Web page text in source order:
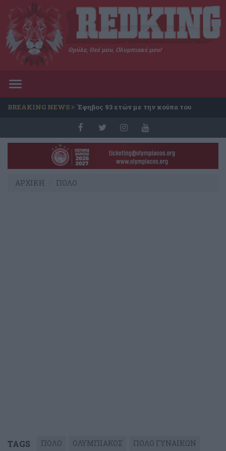
Θρύλε, Θεέ μου, Ολυμπιακέ μου!
Toggle
BREAKING NEWS Έφηβος 93 ετών με την κούπα του
ΑΡΧΙΚΗ ΠΟΛΟ
TAGS ΠΟΛΟ ΟΛΥΜΠΙΑΚΟΣ
ΠΟΛΟ ΓΥΝΑΙΚΩΝ